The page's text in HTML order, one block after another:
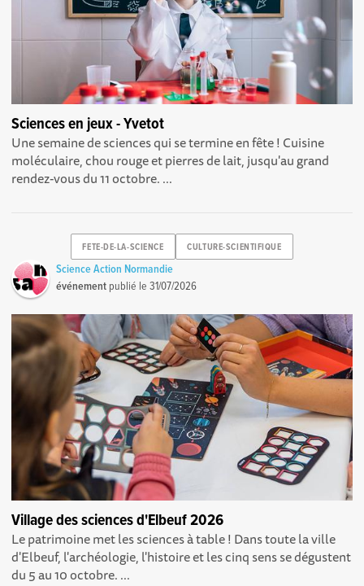
Sciences en jeux - Yvetot
Une semaine de sciences qui se termine en fête ! Cuisine
moléculaire, chou rouge et pierres de lait, jusqu'au grand
rendez-vous du 11 octobre. ...
FETE-DE-LA-SCIENCE CULTURE-SCIENTIFIQUE
Science Action Normandie
événement publié le31/07/2026
Village des sciences d'Elbeuf 2026
Le patrimoine met les sciences à table ! Dans toute la ville
d'Elbeuf, l'archéologie, l'histoire et les cinq sens se dégustent
du 5 au 10 octobre. ...